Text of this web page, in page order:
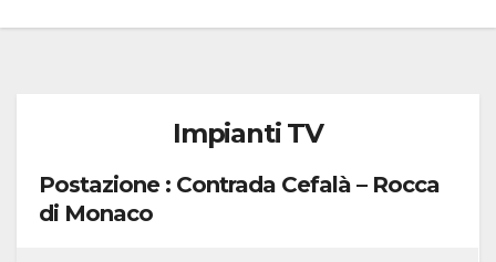
Impianti TV
Postazione : Contrada Cefalà – Rocca
di Monaco